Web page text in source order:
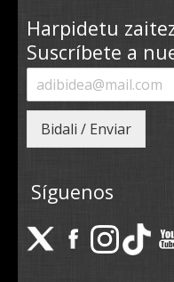
Harpidetu
Suscríbete a
Bidali / Enviar
Síguenos